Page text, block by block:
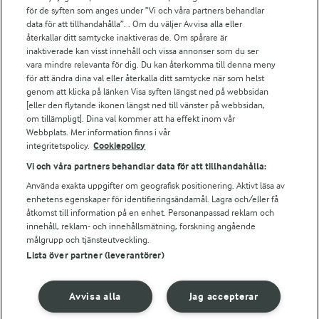
Arla.com
Falbygdens Ost
Arla webbshop
Bildbank
Följ oss
© 2026 Arla Foods
Integritetspolicy
för de syften som anges under ”Vi och våra partners behandlar
data för att tillhandahålla”. . Om du väljer Avvisa alla eller
återkallar ditt samtycke inaktiveras de. Om spårare är
inaktiverade kan visst innehåll och vissa annonser som du ser
vara mindre relevanta för dig. Du kan återkomma till denna meny
för att ändra dina val eller återkalla ditt samtycke när som helst
genom att klicka på länken Visa syften längst ned på webbsidan
[eller den flytande ikonen längst ned till vänster på webbsidan,
om tillämpligt]. Dina val kommer att ha effekt inom vår
Webbplats. Mer information finns i vår
integritetspolicy. Cookiepolicy
Vi och våra partners behandlar data för att tillhandahålla:
Använda exakta uppgifter om geografisk positionering. Aktivt läsa av
enhetens egenskaper för identifieringsändamål. Lagra och/eller få
åtkomst till information på en enhet. Personanpassad reklam och
innehåll, reklam- och innehållsmätning, forskning angående
målgrupp och tjänsteutveckling.
Lista över partner (leverantörer)
Jag accepterar
Avvisa alla